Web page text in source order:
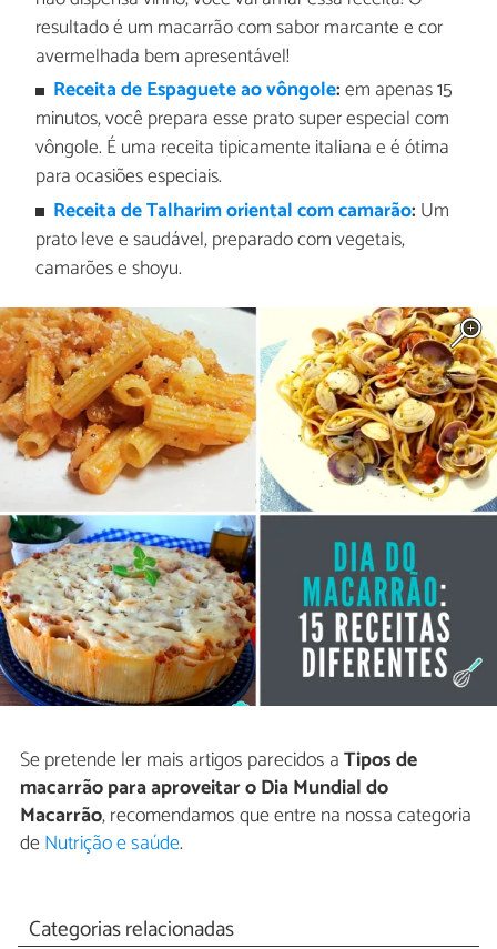
resultado é um macarrão com sabor marcante e cor
avermelhada bem apresentável!
Receita de Espaguete ao vôngole:em apenas 15
minutos, você prepara esse prato super especial com
vôngole. É uma receita tipicamente italiana e é ótima
para ocasiões especiais.
Receita de Talharim oriental com camarão: Um
prato leve e saudável, preparado com vegetais,
camarões e shoyu.
Se pretende ler mais artigos parecidos aTipos de
macarrão para aproveitar o Dia Mundial do
Macarrão, recomendamos que entre na nossa categoria
deNutrição e saúde.
Categorias relacionadas